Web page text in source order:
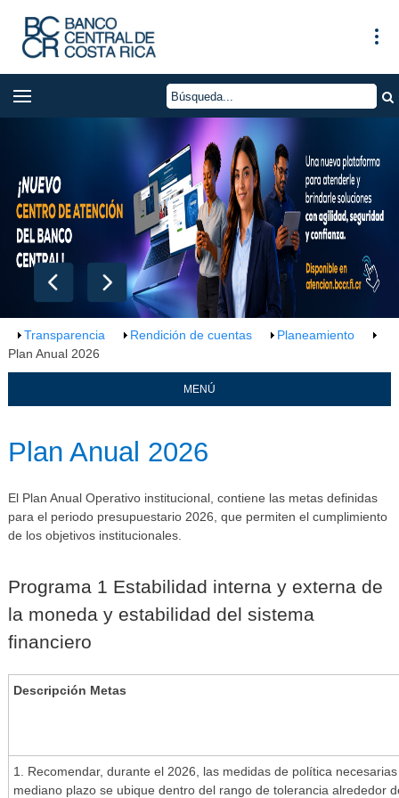
Transparencia Rendición de cuentas
Planeamiento
Plan Anual 2026
MENÚ
​​​​​​Plan Anual 2026
El Plan Anual Operativo institucional, contiene las metas definidas
para el periodo presupuestario 2026, que permiten el cumplimiento
de los objetivos institucionales.
​Programa 1 E​stabilidad interna y externa de
la moneda y estabilidad del sistema
financiero​​
Descripción Metas​
​1. Recomendar, durante el 2026, las medidas de política
mediano plazo se ubique dentro del rango de tolerancia alrededor